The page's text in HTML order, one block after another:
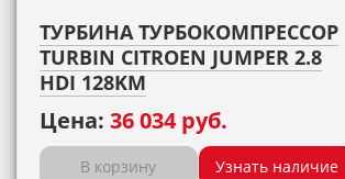
ТУРБИНА ТУРБОКОМПРЕССОР
TURBIN CITROEN JUMPER 2.8
HDI 128KM
Цена: 36 034 руб.
В корзину Узнать наличие